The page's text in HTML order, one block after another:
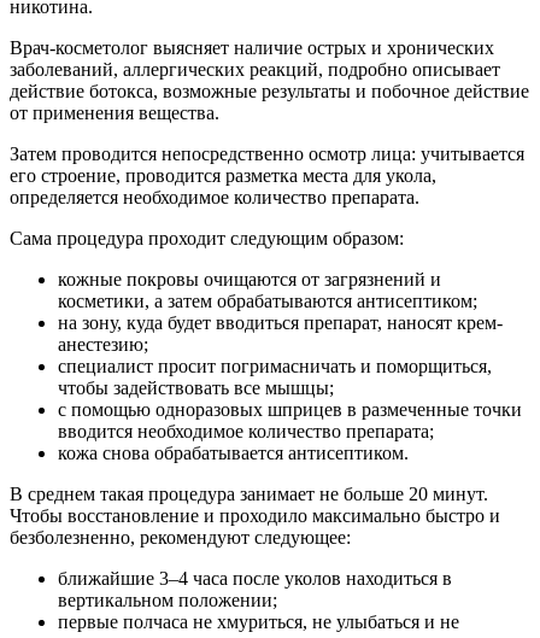
никотина.
Врач-косметолог выясняет наличие острых и хронических
заболеваний, аллергических реакций, подробно описывает
действие ботокса, возможные результаты и побочное действие
от применения вещества.
Затем проводится непосредственно осмотр лица: учитывается
его строение, проводится разметка места для укола,
определяется необходимое количество препарата.
Сама процедура проходит следующим образом:
кожные покровы очищаются от загрязнений и
косметики, а затем обрабатываются антисептиком;
на зону, куда будет вводиться препарат, наносят крем-
анестезию;
специалист просит погримасничать и поморщиться,
чтобы задействовать все мышцы;
с помощью одноразовых шприцев в размеченные точки
вводится необходимое количество препарата;
кожа снова обрабатывается антисептиком.
В среднем такая процедура занимает не больше 20 минут.
Чтобы восстановление и проходило максимально быстро и
безболезненно, рекомендуют следующее:
ближайшие 3–4 часа после уколов находиться в
вертикальном положении;
первые полчаса не хмуриться, не улыбаться и не